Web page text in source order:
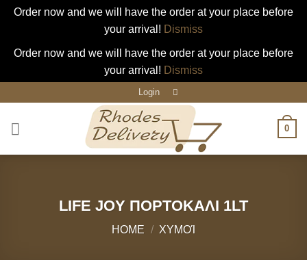
Οrder now and we will have the order at your place before
your arrival! Dismiss
Οrder now and we will have the order at your place before
your arrival! Dismiss
content
Login
0
LIFE JOY ΠΟΡΤΟΚΑΛΙ 1LT
HOME / ΧΥΜΟΊ